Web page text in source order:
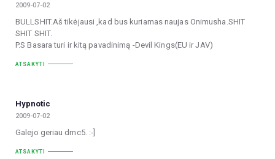
2009-07-02
BULLSHIT.Aš tikėjausi ,kad bus kuriamas naujas Onimusha.SHIT
SHIT SHIT.
P.S Basara turi ir kitą pavadinimą -Devil Kings(EU ir JAV)
ATSAKYTI
Hypnotic
2009-07-02
Galejo geriau dmc5. :-]
ATSAKYTI